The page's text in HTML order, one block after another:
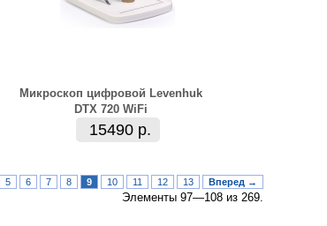
Микроскоп цифровой Levenhuk
DTX 720 WiFi
15490 р.
5 6 7 8 9 10 11 12 13 Вперед →
Элементы 97—108 из 269.